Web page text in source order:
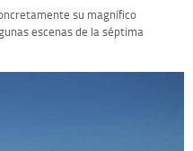
su magnífico
escenas de la séptima